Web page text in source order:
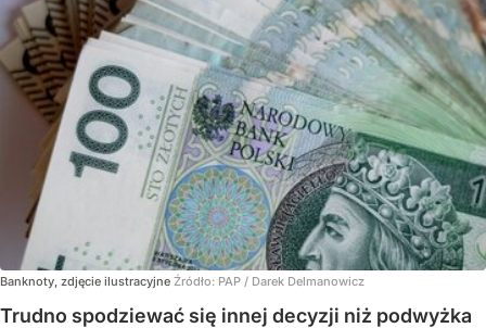
Banknoty, zdjęcie ilustracyjne Źródło: PAP / Darek Delmanowicz
Trudno spodziewać się innej decyzji niż podwyżka